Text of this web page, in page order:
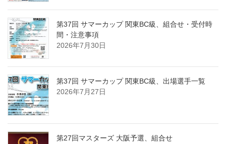
第37回 サマーカップ 関東BC級、組合せ・受付時
間・注意事項
2026年7月30日
第37回 サマーカップ 関東BC級、出場選手一覧
2026年7月27日
第27回マスターズ 大阪予選、組合せ